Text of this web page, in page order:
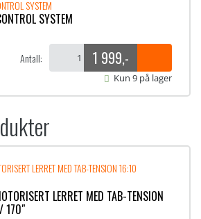
SYSTEM
Antall: 1 999,-
Kun 9 på lager
LERRET MED TAB-TENSION
170″